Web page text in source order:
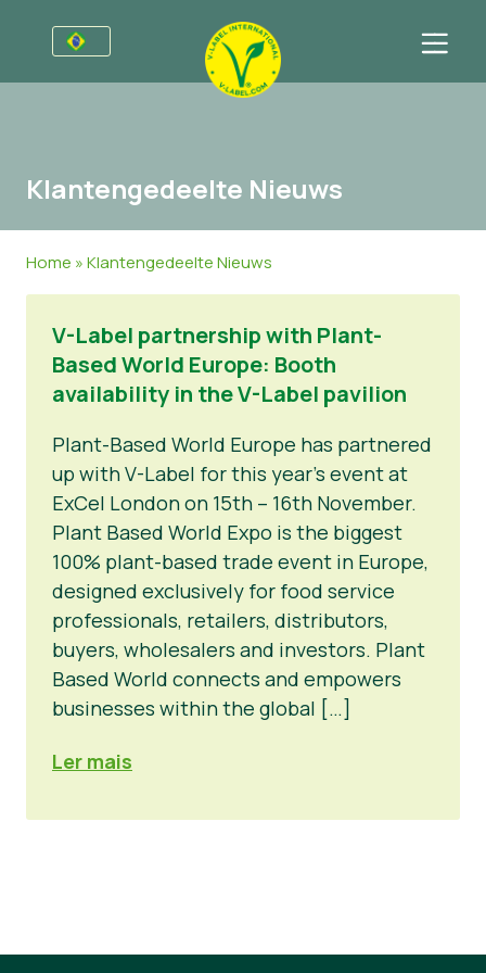
V-Label Webinars
Critérios para a V-Label
Recursos
Obtenha o selo V-Label
Informação Geral
Cosméticos e Agentes de limpeza
Produtos Não Alimentares
Gastronomia
FAQ
Informação Geral
Sobre Nós
Entre em contacto
Obtenha o selo V-Label
Denunciar um uso indevido
Notícias
Materiais de Imprensa
Klantengedeelte Nieuws
Home »Klantengedeelte Nieuws
V-Label partnership with Plant-
Based World Europe: Booth
availability in the V-Label pavilion
Plant-Based World Europe has partnered
up with V-Label for this year’s event at
ExCel London on 15th – 16th November.
Plant Based World Expo is the biggest
100% plant-based trade event in Europe,
designed exclusively for food service
professionals, retailers, distributors,
buyers, wholesalers and investors. Plant
Based World connects and empowers
businesses within the global […]
Ler mais